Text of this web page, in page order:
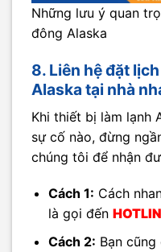
Những lưu ý quan
đông Alaska
8. Liên hệ đặt
Alaska tại nhà
Khi thiết bị làm lạnh
sự cố nào, đừng
chúng tôi để nhận
Cách 1: Cách
là gọi đến
Cách 2: Bạn